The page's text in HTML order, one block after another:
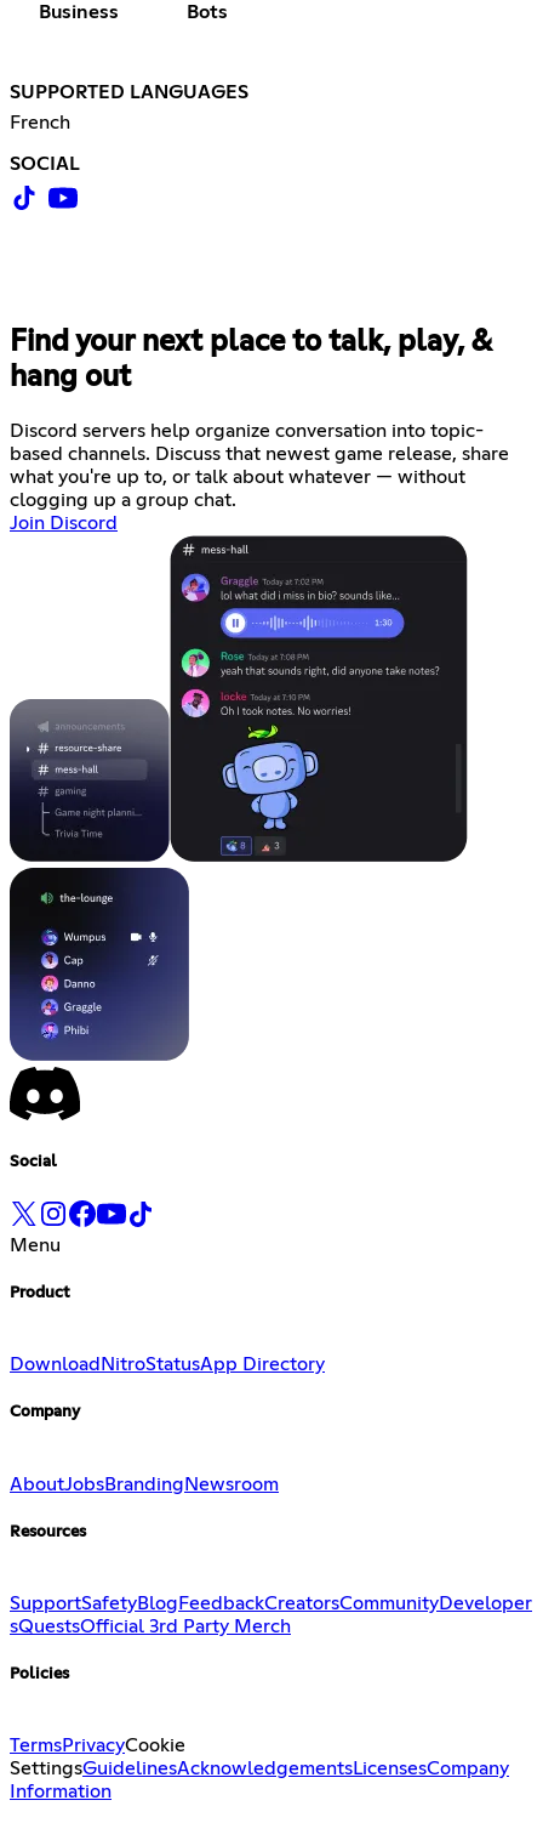
Business Bots
SUPPORTED LANGUAGES
French
SOCIAL
Find your next place to talk, play, &
hang out
Discord servers help organize conversation into topic-
based channels. Discuss that newest game release, share
what you're up to, or talk about whatever — without
clogging up a group chat.
Join Discord
Social
Menu
Product
Download NitroStatusApp Directory
Company
AboutJobsBrandingNewsroom
Resources
SupportSafetyBlog FeedbackCreatorsCommunityDeveloper
sQuestsOfficial 3rd Party Merch
Policies
TermsPrivacyCookie
SettingsGuidelinesAcknowledgementsLicensesCompany
Information